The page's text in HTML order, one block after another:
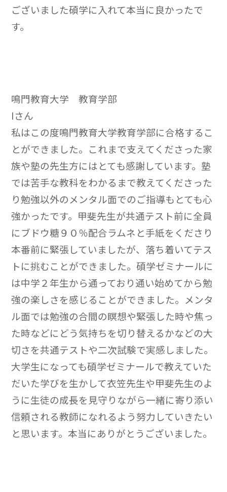
ございました碩学に入れて本当に良かったで
す。
鳴門教育大学 教育学部
Iさん
私はこの度鳴門教育大学教育学部に合格するこ
とができました。これまで支えてくださった家
族や塾の先生方にはとても感謝しています。塾
では苦手な教科をわかるまで教えてくださった
り勉強以外のメンタル面でのご指導もとても心
強かったです。甲斐先生が共通テスト前に全員
にブドウ糖９０％配合ラムネと手紙をくださり
本番前に緊張していましたが、落ち着いてテス
トに挑むことができました。碩学ゼミナールに
は中学２年生から通っており通い始めてから勉
強の楽しさを感じることができました。メンタ
ル面では勉強の合間の瞑想や緊張した時や焦っ
た時などにどう気持ちを切り替えるかなどの大
切さを共通テストや二次試験で実感しました。
大学生になっても碩学ゼミナールで教えていた
だいた学びを生かして衣笠先生や甲斐先生のよ
うに生徒の成長を見守りながら一緒に寄り添い
信頼される教師になれるよう努力していきたい
と思います。本当にありがとうございました。